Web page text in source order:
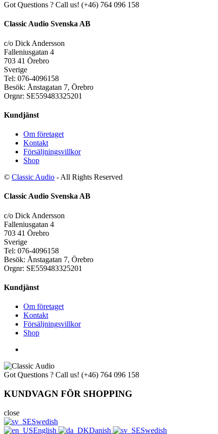
Got Questions ? Call us! (+46) 764 096 158
Classic Audio Svenska AB
c/o Dick Andersson
Falleniusgatan 4
703 41 Örebro
Sverige
Tel: 076-4096158
Besök: Ånstagatan 7, Örebro
Orgnr: SE559483325201
Kundjänst
Om företaget
Kontakt
Försäljningsvillkor
Shop
© Classic Audio - All Rights Reserved
Classic Audio Svenska AB
c/o Dick Andersson
Falleniusgatan 4
703 41 Örebro
Sverige
Tel: 076-4096158
Besök: Ånstagatan 7, Örebro
Orgnr: SE559483325201
Kundjänst
Om företaget
Kontakt
Försäljningsvillkor
Shop
Got Questions ? Call us! (+46) 764 096 158
KUNDVAGN FÖR SHOPPING
close
Swedish
English
Danish Swedish